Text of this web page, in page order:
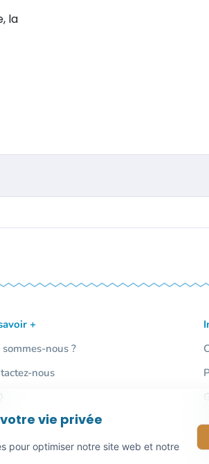
lieu à un résultat précis.
zone de confort.
cas (Définition et spécificités).
adapté.
l’irrespect, l’insulte…).
de la colère.
face à ces comportements.
la
+
nous ?
nous
vie privée
pour optimiser notre site web et notre